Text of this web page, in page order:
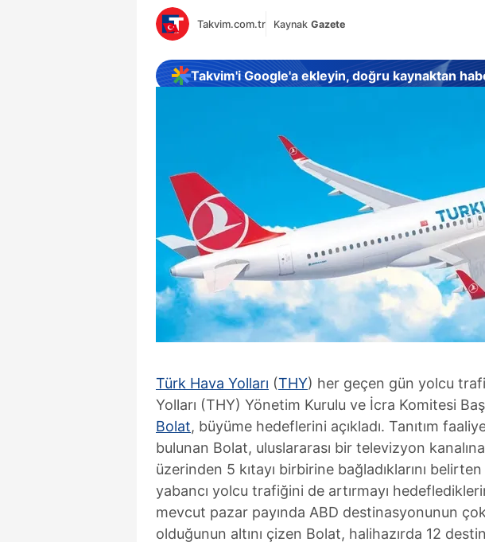
Takvim.com.tr Kaynak Gazete
Takvim'i Google'a ekleyin, doğru kaynaktan
Türk Hava Yolları (THY) her geçen gün yolcu
Yolları (THY) Yönetim Kurulu ve İcra Komitesi
Bolat, büyüme hedeflerini açıkladı. Tanıtım
bulunan Bolat, uluslararası bir televizyon
üzerinden 5 kıtayı birbirine bağladıklarını
yabancı yolcu trafiğini de artırmayı
mevcut pazar payında ABD destinasyonunun
olduğunun altını çizen Bolat, halihazırda 12